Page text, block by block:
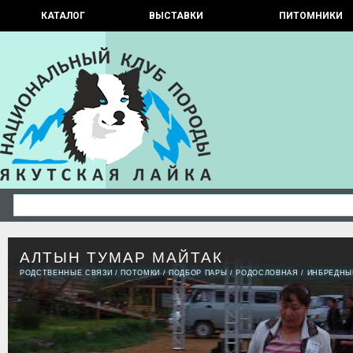
КАТАЛОГ ВЫСТАВКИ ПИТОМНИКИ
АЛТЫН ТУМАР МАЙТАК
РОДСТВЕННЫЕ СВЯЗИ / ПОТОМКИ/ПОДБОР ПАРЫ / РОДОСЛОВНАЯ /